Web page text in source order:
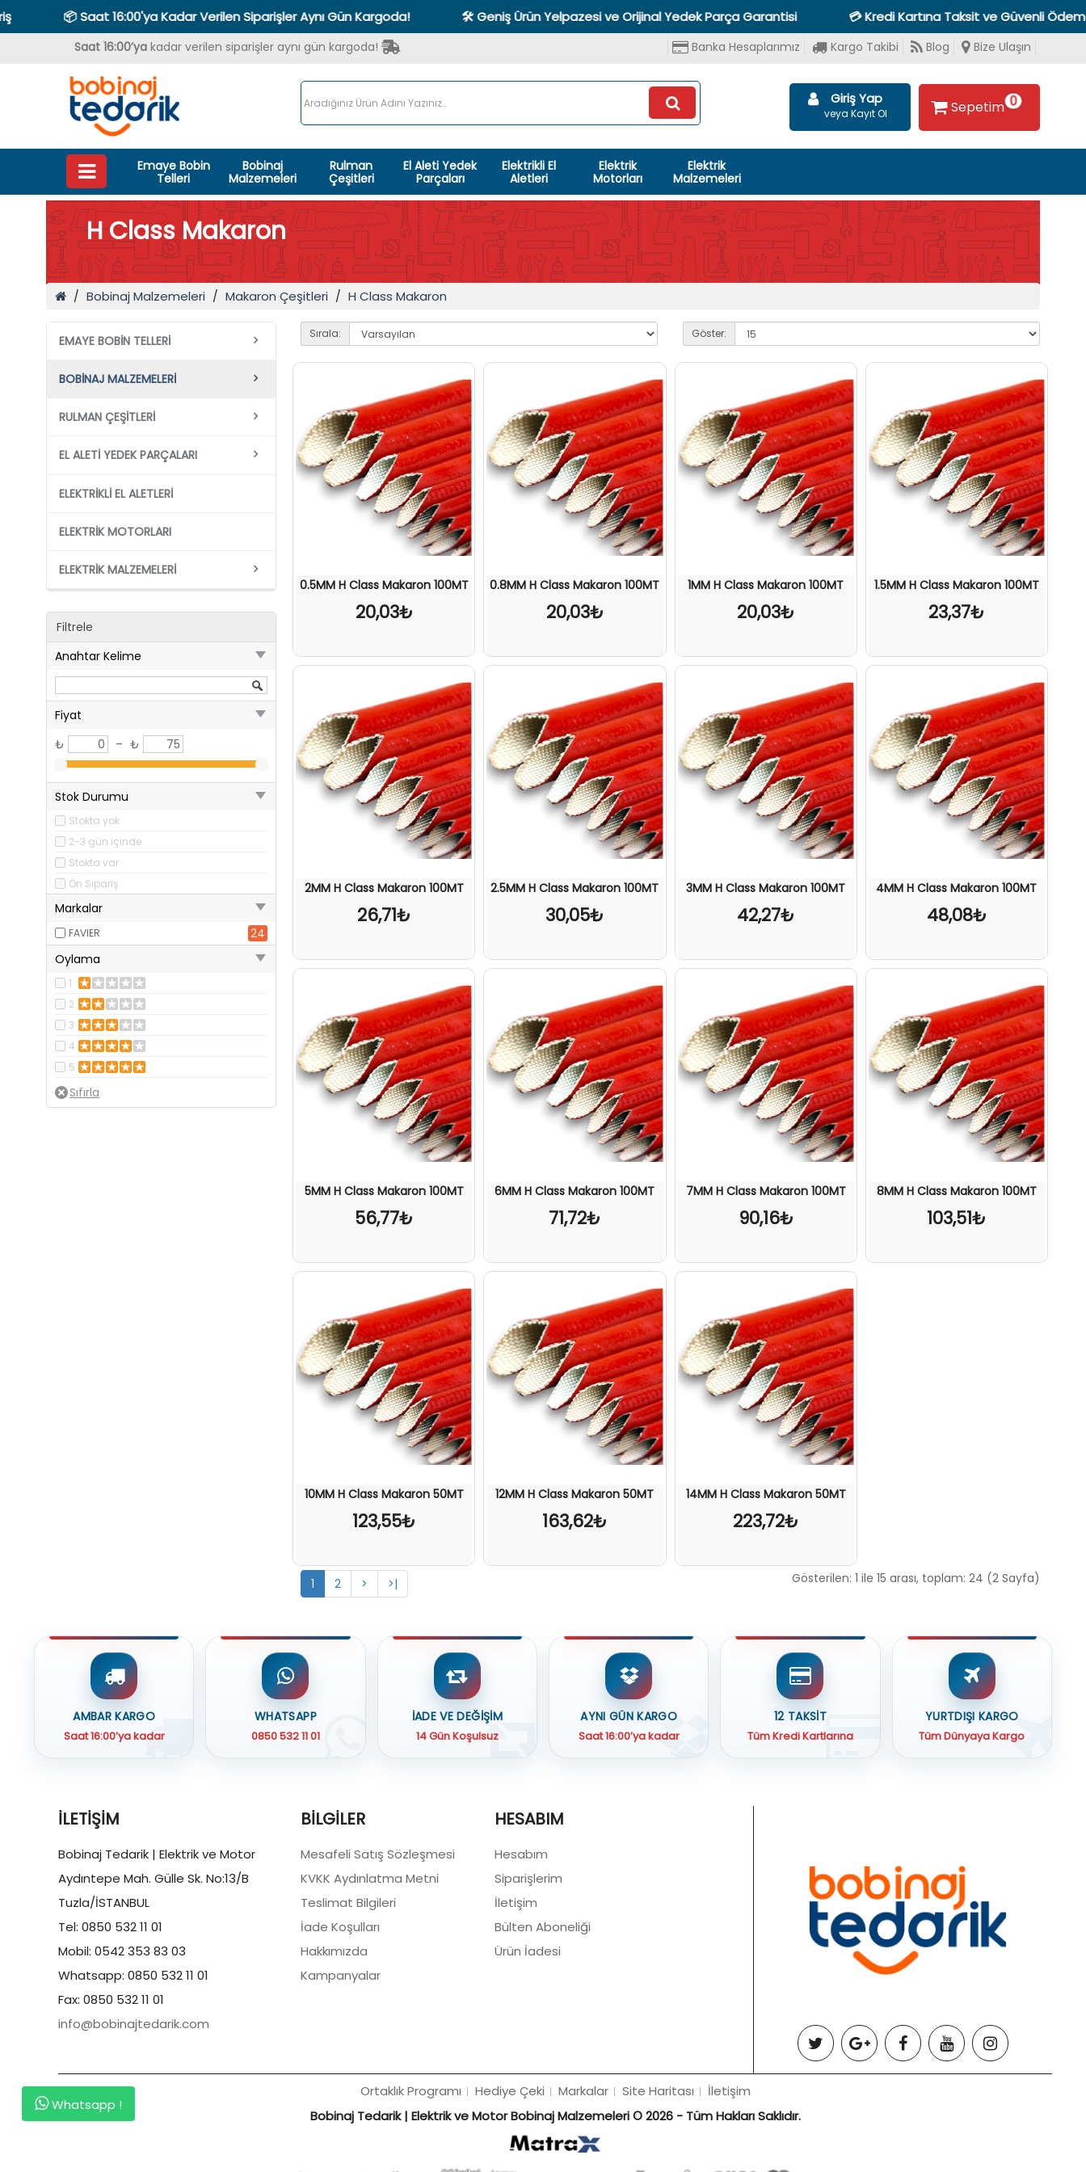
📦 Saat 16:00'ya Kadar Verilen Siparişler Aynı Gün Kargoda! 🛠️ Geniş Ürün Yelpazesi ve Orijinal Yedek Parça Garantisi 💳 Kredi Kartına Taksit ve Güvenli Ödeme
Saat 16:00’ya kadar verilen siparişler aynı gün kargoda! Banka Hesaplarımız Kargo Takibi Blog Bize Ulaşın
Giriş Yap
veya Kayıt Ol Sepetim 0
Emaye Bobin
Telleri
Bobinaj
Malzemeleri
Rulman
Çeşitleri
El Aleti Yedek
Parçaları
Elektrikli El
Aletleri
Elektrik
Motorları
Elektrik
Malzemeleri
H Class Makaron
Bobinaj Malzemeleri Makaron Çeşitleri H Class Makaron
EMAYE BOBIN TELLERI
BOBINAJ MALZEMELERI
RULMAN ÇEŞITLERI
EL ALETI YEDEK PARÇALARI
ELEKTRIKLI EL ALETLERI
ELEKTRIK MOTORLARI
ELEKTRIK MALZEMELERI
Filtrele
Anahtar Kelime
Fiyat
₺
– ₺
Stok Durumu
Stokta yok
2-3 gün içinde
Stokta var
Ön Sipariş
Markalar
FAVIER
24
Oylama
1
2
3
4
5
Sırala: Göster:
0.5MM H Class Makaron 100MT
20,03₺
0.8MM H Class Makaron 100MT
20,03₺
1MM H Class Makaron 100MT
20,03₺
1.5MM H Class Makaron 100MT
23,37₺
2MM H Class Makaron 100MT
26,71₺
2.5MM H Class Makaron 100MT
30,05₺
3MM H Class Makaron 100MT
42,27₺
4MM H Class Makaron 100MT
48,08₺
5MM H Class Makaron 100MT
56,77₺
6MM H Class Makaron 100MT
71,72₺
7MM H Class Makaron 100MT
90,16₺
8MM H Class Makaron 100MT
103,51₺
10MM H Class Makaron 50MT
123,55₺
12MM H Class Makaron 50MT
163,62₺
14MM H Class Makaron 50MT
223,72₺
1 2 > >| Gösterilen: 1 ile 15 arası, toplam: 24 (2 Sayfa)
Whatsapp !
AMBAR KARGO
Saat 16:00’ya kadar
WHATSAPP
0850 532 11 01
İADE VE DEĞİŞİM
14 Gün Koşulsuz
AYNI GÜN KARGO
Saat 16:00’ya kadar
12 TAKSİT
Tüm Kredi Kartlarına
YURTDIŞI KARGO
Tüm Dünyaya Kargo
İLETIŞIM
Bobinaj Tedarik | Elektrik ve Motor
Aydıntepe Mah. Gülle Sk. No:13/B
Tuzla/İSTANBUL
Tel: 0850 532 11 01
Mobil: 0542 353 83 03
Whatsapp: 0850 532 11 01
Fax: 0850 532 11 01
info@bobinajtedarik.com
BILGILER
Mesafeli Satış Sözleşmesi
KVKK Aydınlatma Metni
Teslimat Bilgileri
İade Koşulları
Hakkımızda
Kampanyalar
HESABIM
Hesabım
Siparişlerim
İletişim
Bülten Aboneliği
Ürün İadesi
Ortaklık Programı Hediye Çeki Markalar Site Haritası
İletişim
Bobinaj Tedarik | Elektrik ve Motor Bobinaj Malzemeleri © 2026 - Tüm Hakları Saklıdır.